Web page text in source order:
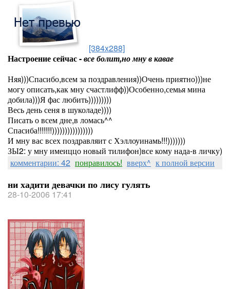
[384x288]
Настроение сейчас -все болит,но мну в кавае
Няя)))Спасибо,всем за поздравления))Очень приятно)))не
могу описать,как мну счастлифф))Особенно,семья мина
добила)))Я фас любить)))))))))
Весь день сеня в шуколаде))))
Писать о всем дне,в ломась^^
Спасиба!!!!!!!))))))))))))))))
И мну вас всех поздравляит с Хэллоуинамь!!!)))))))
ЗЫ2: у мну имеиццо новый тилифон)все кому нада-в личку)
комментарии: 42 понравилось! вверх^ к полной версии
ни хадити девачки по лису гулять
28-10-2006 17:41